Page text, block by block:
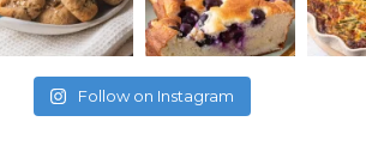
Follow on Instagram